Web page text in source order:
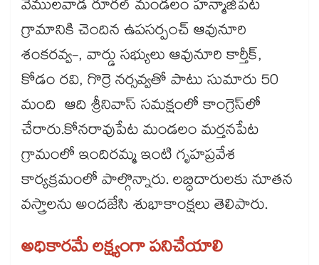
వేములవాడ రూరల్ మండలం హన్మాజీపేట
గ్రామానికి చెందిన ఉపసర్పంచ్ ఆవునూరి
శంకరవ్వ-, వార్డు సభ్యులు ఆవునూరి కార్తీక్,
కోడం రవి, గొర్రె నర్సవ్వతో పాటు సుమారు 50
మంది ఆది శ్రీనివాస్ సమక్షంలో కాంగ్రెస్‌‌‌‌లో
చేరారు.కోనరావుపేట మండలం మర్తనపేట
గ్రామంలో ఇందిరమ్మ ఇంటి గృహప్రవేశ
కార్యక్రమంలో పాల్గొన్నారు. లబ్ధిదారులకు నూతన
వస్త్రాలను అందజేసి శుభాకాంక్షలు తెలిపారు.
అధికారమే లక్ష్యంగా పనిచేయాలి